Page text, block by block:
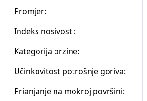
Promjer:
Indeks nosivosti:
Kategorija brzine:
Učinkovitost potrošnje goriva:
Prianjanje na mokroj površini: